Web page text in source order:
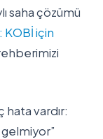
saha çözümü
KOBİ için
hata vardır: